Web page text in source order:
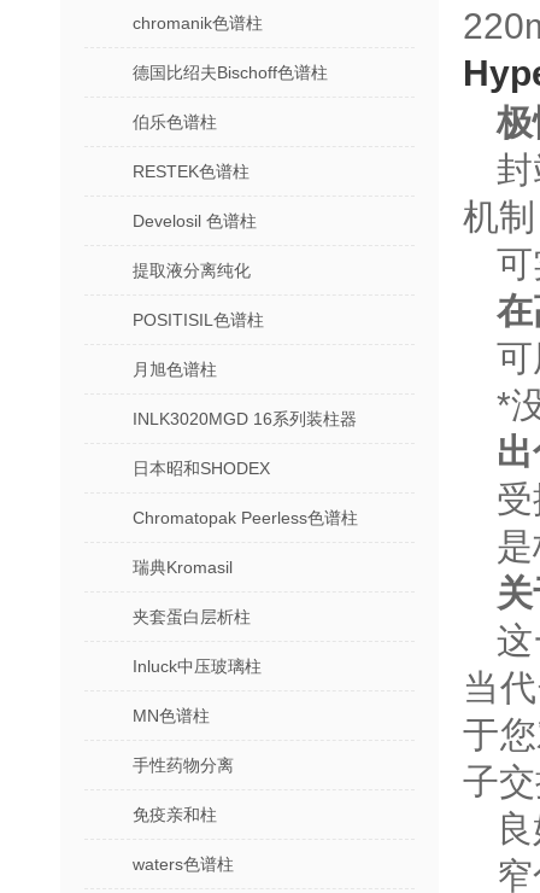
chromanik色谱柱
德国比绍夫Bischoff色谱柱
伯乐色谱柱
RESTEK色谱柱
Develosil 色谱柱
提取液分离纯化
POSITISIL色谱柱
月旭色谱柱
INLK3020MGD 16系列装柱器
日本昭和SHODEX
Chromatopak Peerless色谱柱
瑞典Kromasil
夹套蛋白层析柱
Inluck中压玻璃柱
MN色谱柱
手性药物分离
免疫亲和柱
waters色谱柱
机制
*
当
于
子